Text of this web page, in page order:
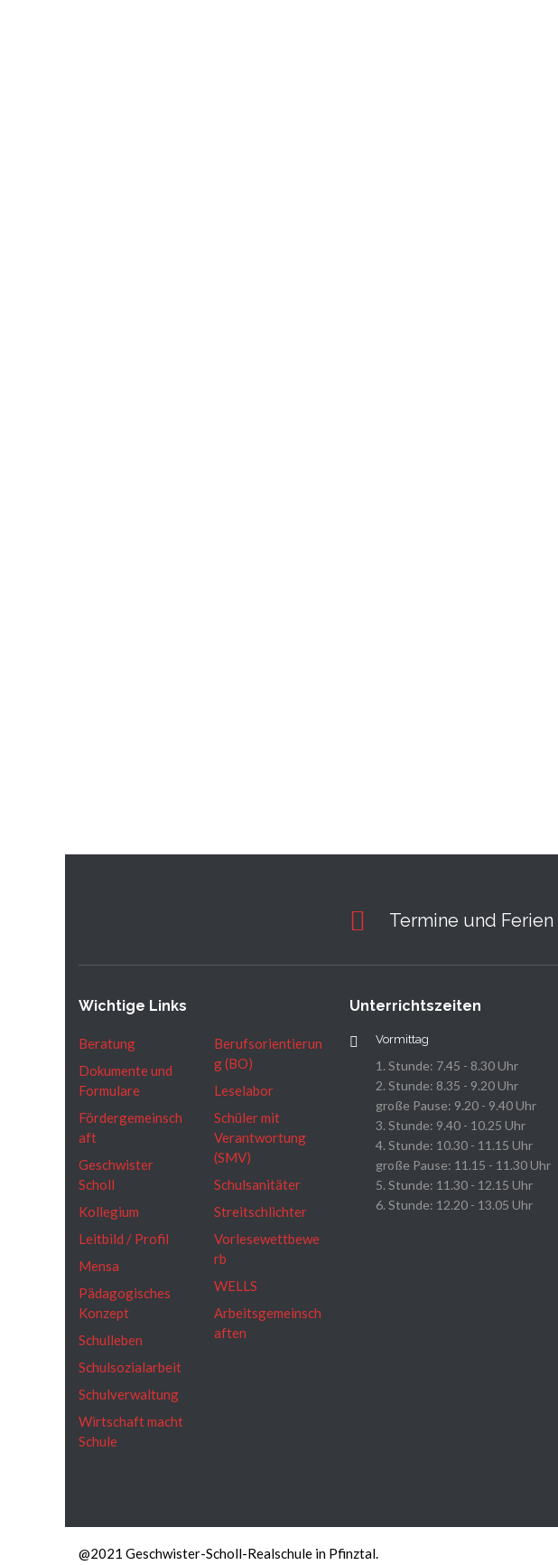
Termine und Ferien
Wichtige Links
Beratung
Dokumente und
Formulare
Fördergemeinsch
aft
Geschwister
Scholl
Kollegium
Leitbild / Profil
Mensa
Pädagogisches
Konzept
Schulleben
Schulsozialarbeit
Schulverwaltung
Wirtschaft macht
Schule
Berufsorientierun
g (BO)
Leselabor
Schüler mit
Verantwortung
(SMV)
Schulsanitäter
Streitschlichter
Vorlesewettbewe
rb
WELLS
Arbeitsgemeinsch
aften
Unterrichtszeiten
Vormittag
1. Stunde: 7.45 - 8.30 Uhr
2. Stunde: 8.35 - 9.20 Uhr
große Pause: 9.20 - 9.40 Uhr
3. Stunde: 9.40 - 10.25 Uhr
4. Stunde: 10.30 - 11.15 Uhr
große Pause: 11.15 - 11.30 Uhr
5. Stunde: 11.30 - 12.15 Uhr
6. Stunde: 12.20 - 13.05 Uhr
@2021 Geschwister-Scholl-Realschule in Pfinztal.